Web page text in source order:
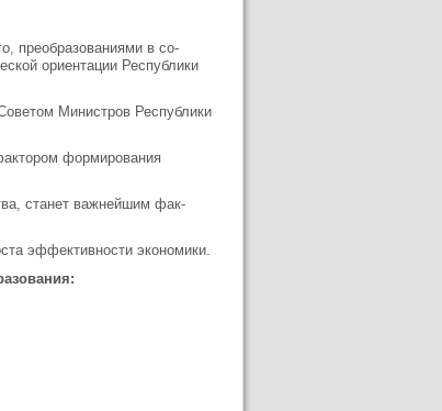
преобразованиями в со­
ориентации Рес­публики
Министров Республики
формирования
станет важнейшим фак­
эффективности экономики.